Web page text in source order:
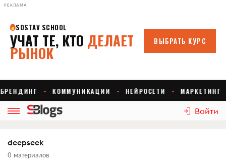
РЕКЛАМА
Войти
deepseek
0 материалов